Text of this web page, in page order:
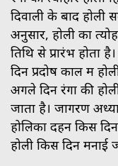
दिवाली के बाद होली
अनुसार, होली का
तिथि से प्रारंभ होता
दिन प्रदोष काल में
अगले दिन रंगों की
जाता है। जागरण
होलिका द​हन किस
होली किस दिन मनाई